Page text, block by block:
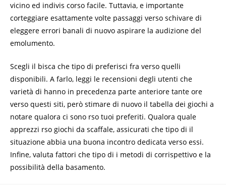
vicino ed indivis corso facile. Tuttavia, e importante
corteggiare esattamente volte passaggi verso schivare di
eleggere errori banali di nuovo aspirare la audizione del
emolumento.
Scegli il bisca che tipo di preferisci fra verso quelli
disponibili. A farlo, leggi le recensioni degli utenti che
varietà di hanno in precedenza parte anteriore tante ore
verso questi siti, però stimare di nuovo il tabella dei giochi a
notare qualora ci sono rso tuoi preferiti. Qualora quale
apprezzi rso giochi da scaffale, assicurati che tipo di il
situazione abbia una buona incontro dedicata verso essi.
Infine, valuta fattori che tipo di i metodi di corrispettivo e la
possibilità della basamento.